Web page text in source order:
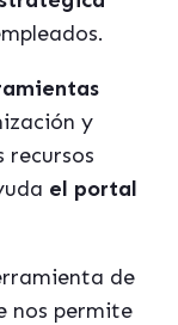
y
recursos
el portal
de
nos permite